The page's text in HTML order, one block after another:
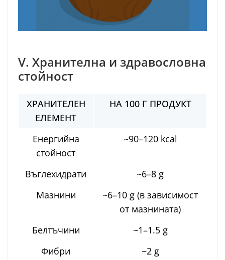
V. Хранителна и здравословна
стойност
ХРАНИТЕЛЕН
ЕЛЕМЕНТ
НА 100 Г ПРОДУКТ
Енергийна
стойност
~90–120 kcal
Въглехидрати
~6–8 g
Мазнини
~6–10 g (в зависимост
от мазнината)
Белтъчини
~1–1.5 g
Фибри
~2 g